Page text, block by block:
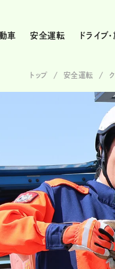
車 安全運転 ドライブ
トップ 安全運転